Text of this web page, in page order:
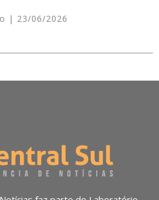
23/06/2026